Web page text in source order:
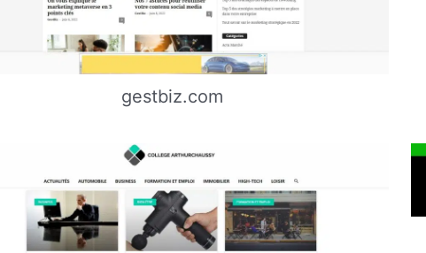
gestbiz.com